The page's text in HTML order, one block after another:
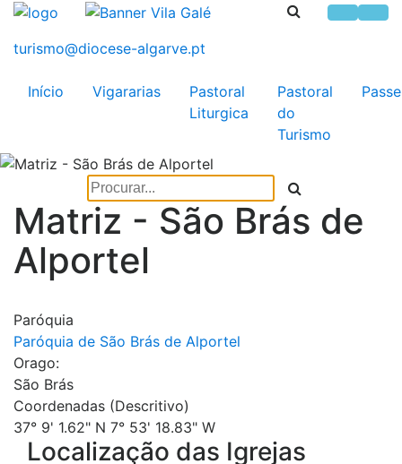
Início Vigararias
Pastoral
Liturgica
Pastoral
do
Turismo
Matriz - São Brás de
Alportel
Paróquia
Paróquia de São Brás de Alportel
Orago:
São Brás
Coordenadas (Descritivo)
37° 9' 1.62" N 7° 53' 18.83" W
Localização das Igrejas